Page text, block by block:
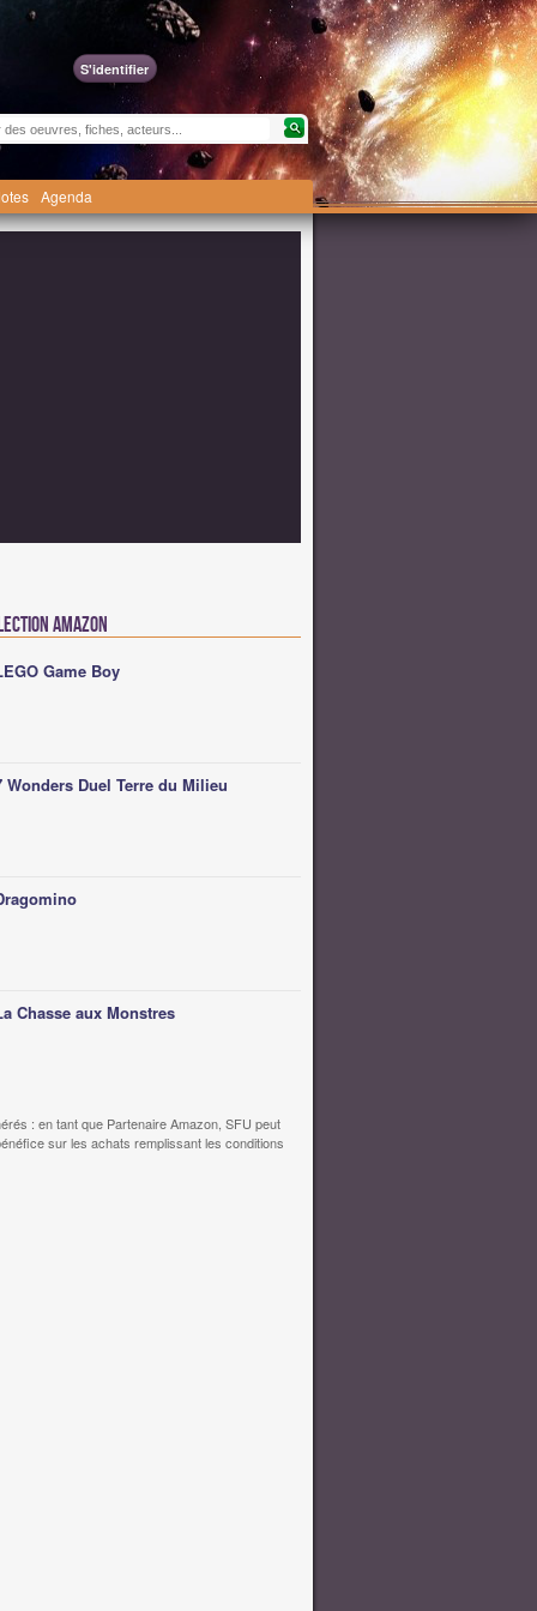
S'identifier
Agenda
Amazon
Game Boy
Wonders Duel Terre du Milieu
Chasse aux Monstres
: en tant que Partenaire Amazon, SFU peut
sur les achats remplissant les conditions